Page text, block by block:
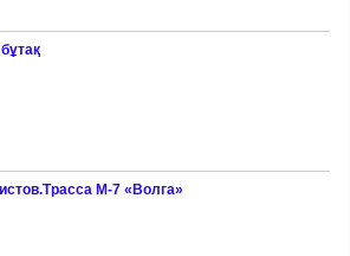
М-7 «Волга»